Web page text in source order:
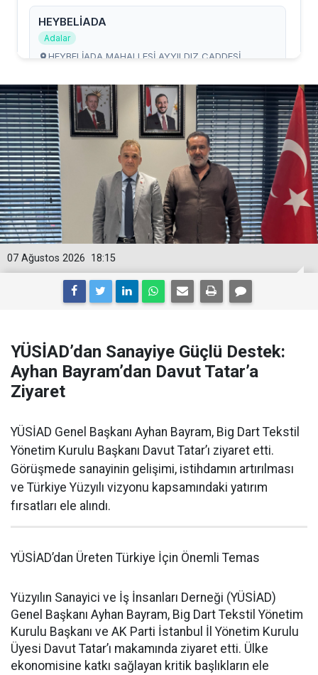
18:15
07 Ağustos 2026
YÜSİAD’dan Sanayiye Güçlü Destek:
Ayhan Bayram’dan Davut Tatar’a
Ziyaret
YÜSİAD Genel Başkanı Ayhan Bayram, Big Dart Tekstil
Yönetim Kurulu Başkanı Davut Tatar’ı ziyaret etti.
Görüşmede sanayinin gelişimi, istihdamın artırılması
ve Türkiye Yüzyılı vizyonu kapsamındaki yatırım
fırsatları ele alındı.
YÜSİAD’dan Üreten Türkiye İçin Önemli Temas
Yüzyılın Sanayici ve İş İnsanları Derneği (YÜSİAD)
Genel Başkanı Ayhan Bayram, Big Dart Tekstil Yönetim
Kurulu Başkanı ve AK Parti İstanbul İl Yönetim Kurulu
Üyesi Davut Tatar’ı makamında ziyaret etti. Ülke
ekonomisine katkı sağlayan kritik başlıkların ele